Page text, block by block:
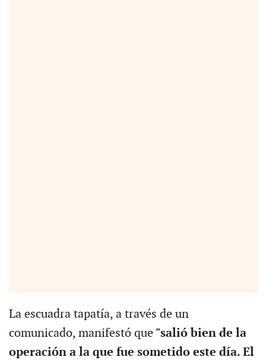
La escuadra tapatía, a través de un
comunicado, manifestó que"salió bien de la
operación a la que fue sometido este día. El